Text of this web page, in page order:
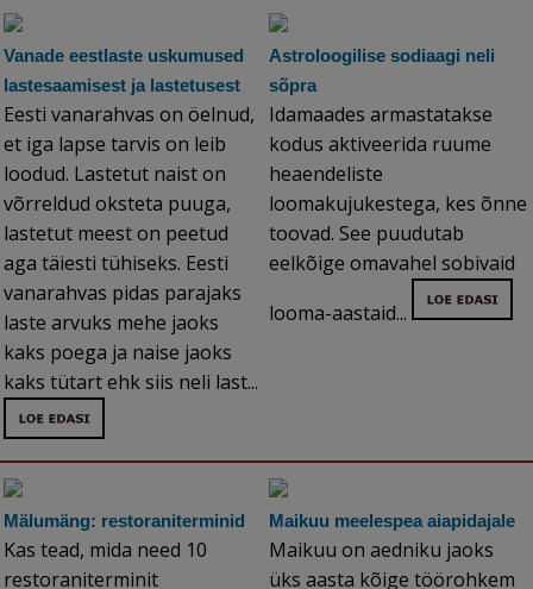
Vanade eestlaste uskumused
lastesaamisest ja lastetusest
Eesti vanarahvas on öelnud,
et iga lapse tarvis on leib
loodud. Lastetut naist on
võrreldud oksteta puuga,
lastetut meest on peetud
aga täiesti tühiseks. Eesti
vanarahvas pidas parajaks
laste arvuks mehe jaoks
kaks poega ja naise jaoks
kaks tütart ehk siis neli last...
Astroloogilise sodiaagi neli
sõpra
Idamaades armastatakse
kodus aktiveerida ruume
heaendeliste
loomakujukestega, kes õnne
toovad. See puudutab
eelkõige omavahel sobivaid
looma-aastaid...
Mälumäng: restoraniterminid
Kas tead, mida need 10
restoraniterminit
Maikuu meelespea aiapidajale
Maikuu on aedniku jaoks
üks aasta kõige töörohkem